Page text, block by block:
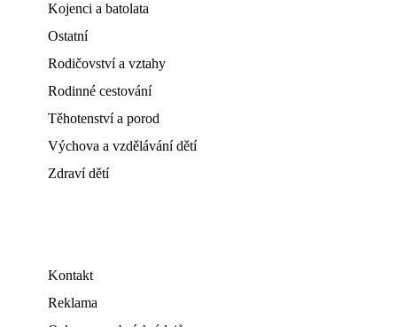
Kojenci a batolata
Ostatní
Rodičovství a vztahy
Rodinné cestování
Těhotenství a porod
Výchova a vzdělávání dětí
Zdraví dětí
Kontakt
Reklama